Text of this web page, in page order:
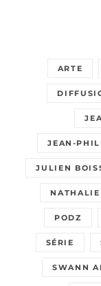
ARTE
JEAN-
JULIEN
PODZ
SÉRIE
SWANN